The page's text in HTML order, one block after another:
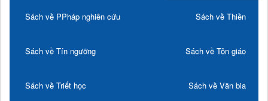
Sách về PPháp nghiên cứu Sách về Thiền
Sách về Tín ngưỡng Sách về Tôn giáo
Sách về Triết học Sách về Văn bia